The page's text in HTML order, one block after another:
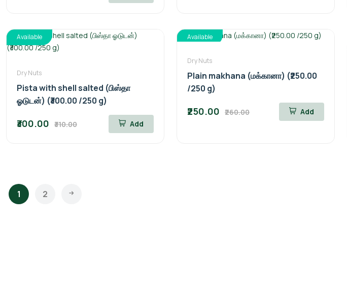
Available
Dry Nuts
Pista with shell salted (பிஸ்தா
ஓடுடன்) (₹300.00 /250 g)
₹300.00 ₹310.00 Add
Available
Dry Nuts
Plain makhana (மக்கானா) (₹250.00
/250 g)
₹250.00 ₹260.00 Add
1 2